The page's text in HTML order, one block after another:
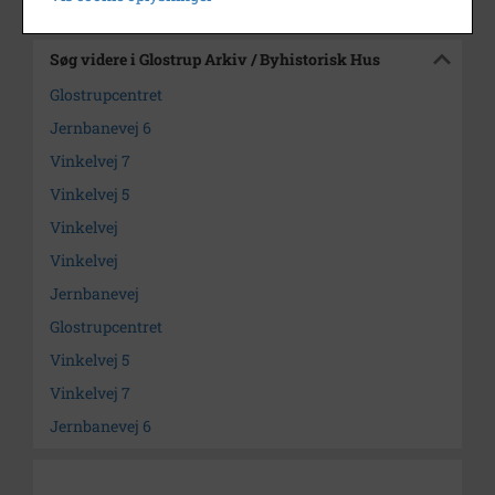
Søg videre i Glostrup Arkiv / Byhistorisk Hus
Glostrupcentret
Jernbanevej 6
Vinkelvej 7
Vinkelvej 5
Vinkelvej
Vinkelvej
Jernbanevej
Glostrupcentret
Vinkelvej 5
Vinkelvej 7
Jernbanevej 6